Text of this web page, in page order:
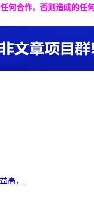
何合作，否则造成的任
高，